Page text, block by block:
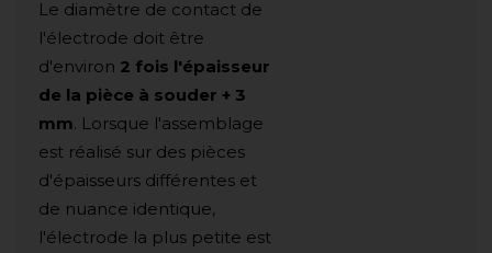
Le diamètre de contact de
l'électrode doit être
d'environ 2 fois l'épaisseur
de la pièce à souder + 3
mm. Lorsque l'assemblage
est réalisé sur des pièces
d'épaisseurs différentes et
de nuance identique,
l'électrode la plus petite est